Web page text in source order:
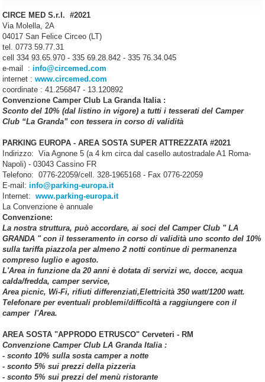
CIRCE MED S.r.l. #2021
Via Molella, 2A
04017 San Felice Circeo (LT)
tel. 0773 59.77.31
cell 334 93.65.970 - 335 69.28.842 - 335 76.34.045
e-mail :info@circemed.com
internet :www.circemed.com
coordinate : 41.256847 - 13.120892
Convenzione Camper Club La Granda Italia :
Sconto del 10% (dal listino in vigore) a tutti i tesserati del Camper
Club “La Granda” con tessera in corso di validità
PARKING EUROPA - AREA SOSTA SUPER ATTREZZATA #2021
Indirizzo: Via Agnone 5 (a 4 km circa dal casello autostradale A1 Roma-
Napoli) - 03043 Cassino FR
Telefono: 0776-22059/cell. 328-1965168 - Fax 0776-22059
E-mail:info@parking-europa.it
Internet:www.parking-europa.it
La Convenzione è annuale
Convenzione:
La nostra struttura, può accordare, ai soci del Camper Club " LA
GRANDA " con il tesseramento in corso di validità uno sconto del 10%
sulla tariffa piazzola per almeno 2 notti continue di permanenza
compreso luglio e agosto.
L'Area in funzione da 20 anni è dotata di servizi wc, docce, acqua
calda/fredda, camper service,
Area picnic, Wi-Fi, rifiuti differenziati,Elettricità 350 watt/1200 watt.
Telefonare per eventuali problemi/difficoltà a raggiungere con il
camper l'Area.
AREA SOSTA "APPRODO ETRUSCO" Cerveteri - RM
Convenzione Camper Club LA Granda Italia :
- sconto 10% sulla sosta camper a notte
- sconto 5% sui prezzi della pizzeria
- sconto 5% sui prezzi del menù ristorante